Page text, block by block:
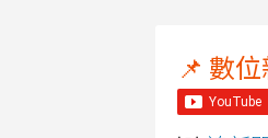
📌 數